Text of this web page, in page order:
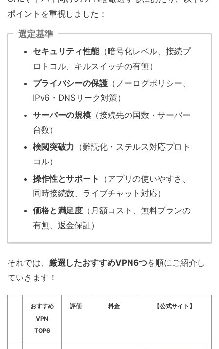
ポイントを重視しました：
選定基準
セキュリティ性能（暗号化レベル、接続プ
ロトコル、キルスイッチの有無）
プライバシーの保護 （ノーログポリシー、
IPv6・DNSリーク対策）
サーバーの規模 （接続先の国数・サーバー
台数）
検閲突破力 （難読化・ステルス対応プロト
コル）
操作性とサポート
（アプリの使いやすさ、
同時接続数、ライブチャット対応）
価格と満足度 （月額コスト、無料プランの
有無、返金保証）
それでは、 厳選したおすすめVPN6つを順にご紹介し
ていきます！
おすすめ
VPN
TOP6
評価 料金 【公式サイト】